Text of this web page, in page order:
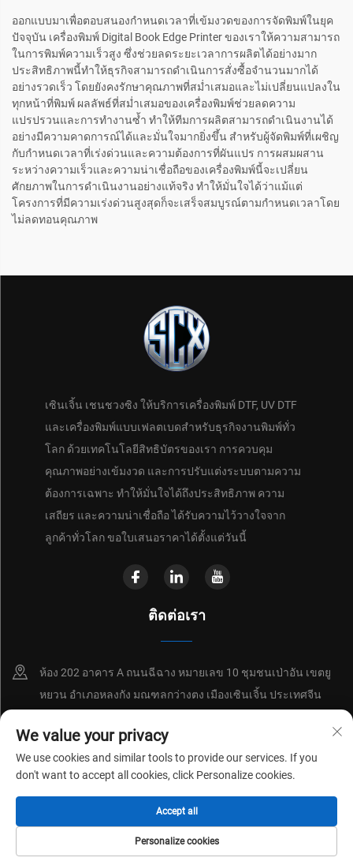
ออกแบบมาเพื่อตอบสนองกำหนดเวลาที่เข้มงวดของการจัดพิมพ์ในยุค
ปัจจุบัน เครื่องพิมพ์ Digital Book Edge Printer ของเราให้ความสามารถ
ในการพิมพ์ความเร็วสูง ซึ่งช่วยลดระยะเวลาการผลิตได้อย่างมาก
ประสิทธิภาพนี้ทำให้ธุรกิจสามารถดำเนินการสั่งซื้อจำนวนมากได้
อย่างรวดเร็ว โดยยังคงรักษาคุณภาพที่สม่ำเสมอและไม่เปลี่ยนแปลงใน
ทุกหน้าที่พิมพ์ ผลลัพธ์ที่สม่ำเสมอของเครื่องพิมพ์ช่วยลดความ
แปรปรวนและการทำงานซ้ำ ทำให้ทีมการผลิตสามารถดำเนินงานได้
อย่างมีความคาดการณ์ได้และมั่นใจมากยิ่งขึ้น สำหรับผู้จัดพิมพ์ที่เผชิญ
กับกำหนดเวลาที่เร่งด่วนและความต้องการที่ผันแปร การผสมผสาน
ระหว่างความเร็วและความน่าเชื่อถือของเครื่องพิมพ์นี้จะเปลี่ยน
ศักยภาพในการดำเนินงานอย่างแท้จริง ทำให้มั่นใจได้ว่าแม้แต่
โครงการที่มีความเร่งด่วนสูงสุดก็จะเสร็จสมบูรณ์ตามกำหนดเวลาโดย
ไม่ลดทอนคุณภาพ
เซินเจิ้น เชนชวงซิง ให้บริการเครื่องพิมพ์ DTF, UV DTF
และเครื่องพิมพ์แบบเฟลตเบดสำหรับธุรกิจงานพิมพ์ทั่ว
โลก ด้วยเทคโนโลยีสิทธิบัตรของเรา การควบคุม
คุณภาพอย่างเข้มงวด และการปรับแต่งระบบตามความ
ต้องการเฉพาะ ทำให้มั่นใจได้ถึงประสิทธิภาพ ความ
เสถียร และความน่าเชื่อถือ ได้รับความไว้วางใจจาก
ลูกค้าทั่วโลก ขอใบเสนอราคาได้ตั้งแต่วันนี้
ติดต่อเรา
ห้อง 202 อาคาร A ถนนฉีฉาง หมายเลข 10 ชุมชนเป่าอัน เขตยู
หยวน อำเภอหลงกัง มณฑลกว่างตง เมืองเซินเจิ้น ประเทศจีน
+86-18214652676
[email protected]
ลิขสิทธิ์ © 2026 โดยบริษัท Shenzhen Shenchuangxing Technology Co.,
Ltd. นโยบายความเป็นส่วนตัว
We value your privacy
We use cookies and similar tools to provide our services. If you
don't want to accept all cookies, click Personalize cookies.
Personalize cookies
Accept all